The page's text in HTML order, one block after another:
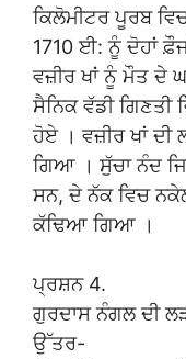
ਕਿਲੋਮੀਟਰ ਪੂਰਬ
1710 ਈ: ਨੂੰ ਦੋਹਾਂ
ਵਜ਼ੀਰ ਖਾਂ ਨੂੰ ਮੌਤ ਦੇ
ਸੈਨਿਕ ਵੱਡੀ ਗਿਣਤੀ
ਹੋਏ । ਵਜ਼ੀਰ ਖਾਂ
ਗਿਆ । ਸੁੱਚਾ ਨੰਦ
ਸਨ, ਦੇ ਨੱਕ ਵਿਚ
ਕੱਢਿਆ ਗਿਆ ।
ਪ੍ਰਸ਼ਨ 4.
ਗੁਰਦਾਸ ਨੰਗਲ ਦੀ
ਉੱਤਰ-